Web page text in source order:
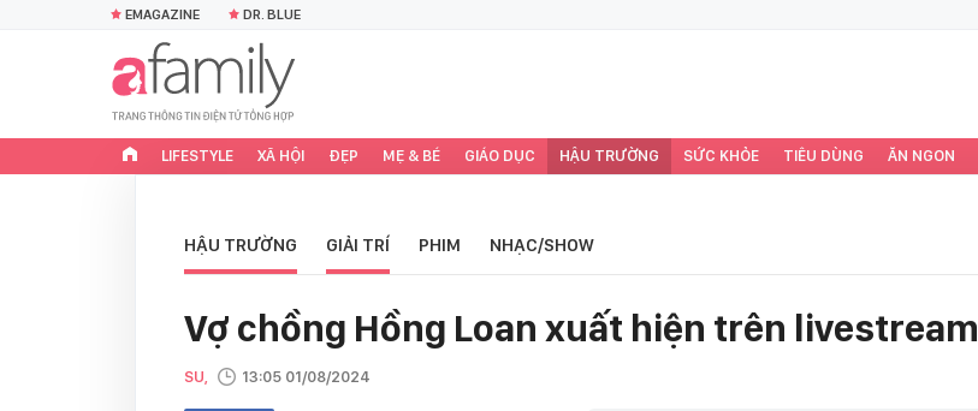
EMAGAZINE DR. BLUE
LIFESTYLE XÃ HỘI ĐẸP MẸ & BÉ GIÁO DỤC HẬU TRƯỜNG SỨC KHỎE TIÊU DÙNG ĂN NGON
HẬU TRƯỜNG GIẢI TRÍ PHIM NHẠC/SHOW
Vợ chồng Hồng Loan xuất hiện trên livestream
SU, 13:05 01/08/2024